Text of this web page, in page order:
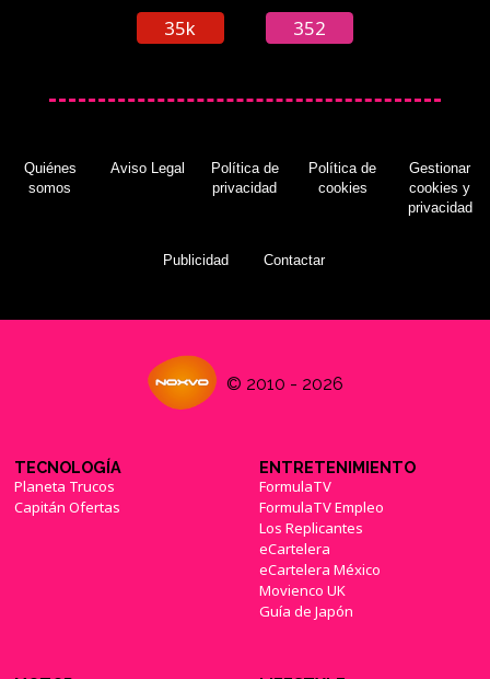
35k 352
Quiénes
somos
Aviso Legal
Política de
privacidad
Política de
cookies
Gestionar
cookies y
privacidad
Publicidad Contactar
© 2010 - 2026
TECNOLOGÍA
Planeta Trucos
Capitán Ofertas
ENTRETENIMIENTO
FormulaTV
FormulaTV Empleo
Los Replicantes
eCartelera
eCartelera México
Movienco UK
Guía de Japón